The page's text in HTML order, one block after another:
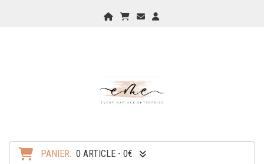
Home Mon Panier
Checkout
PANIER: 0 ARTICLE - 0€